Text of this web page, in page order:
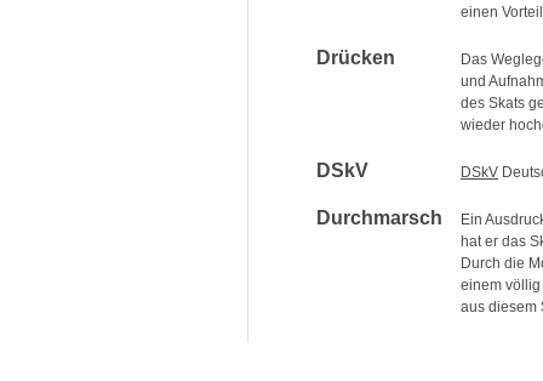
einen
Drücken
Das
und
des Skats
wieder
DSkV DSkV
Durchmarsch
Ein
hat er das
Durch die
einem
aus diesem